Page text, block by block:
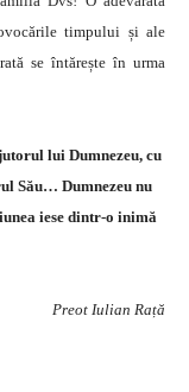
timpului și ale
se întărește în urma
lui Dumnezeu, cu
Său… Dumnezeu nu
iese dintr-o inimă
Preot Iulian Rață